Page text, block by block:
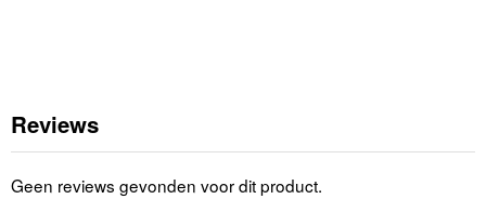
Reviews
Geen reviews gevonden voor dit product.